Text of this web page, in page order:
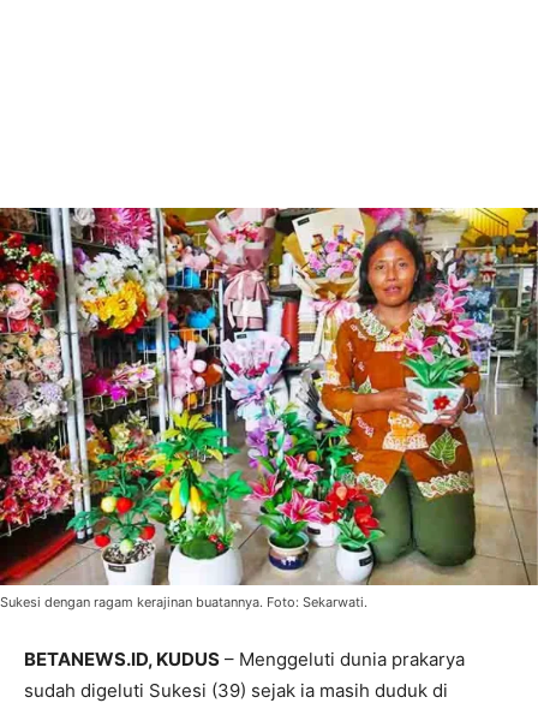
Sukesi dengan ragam kerajinan buatannya. Foto: Sekarwati.
BETANEWS.ID, KUDUS – Menggeluti dunia prakarya
sudah digeluti Sukesi (39) sejak ia masih duduk di